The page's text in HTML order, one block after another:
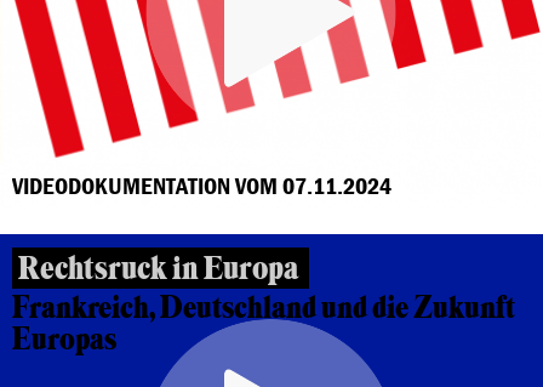
VIDEODOKUMENTATION VOM 07.11.2024
Rechtsruck in Europa
Frankreich, Deutschland und die Zukunft
Europas